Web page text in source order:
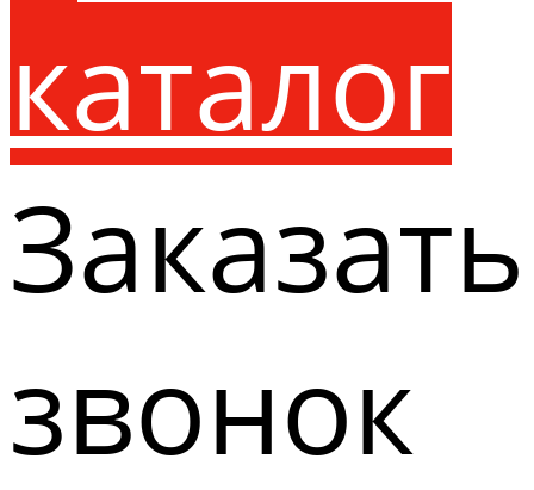
каталог
Заказать
звонок